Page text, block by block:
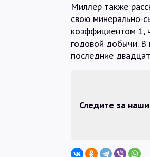
Миллер также
свою минерально-
коэффициентом 1,
годовой добычи. В
последние
Следите за